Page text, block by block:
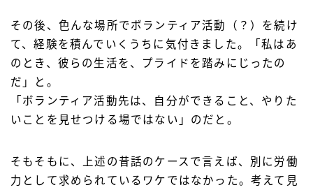
その後、色んな場所でボランティア活動（？）を続け
て、経験を積んでいくうちに気付きました。「私はあ
のとき、彼らの生活を、プライドを踏みにじったの
だ」と。
「ボランティア活動先は、自分ができること、やりた
いことを見せつける場ではない」のだと。
そもそもに、上述の昔話のケースで言えば、別に労働
力として求められているワケではなかった。考えて見